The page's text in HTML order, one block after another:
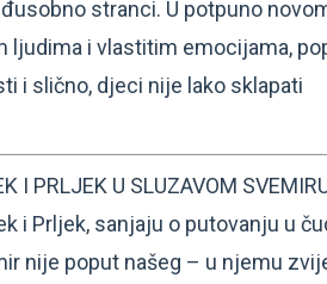
stranci. U potpuno
ljudima i vlastitim emocijama,
i slično, djeci nije lako sklapati
I PRLJEK U SLUZAVOM
i Prljek, sanjaju o putovanju u
nije poput našeg – u njemu